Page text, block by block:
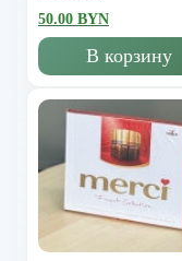
50.00 BYN
В корзину